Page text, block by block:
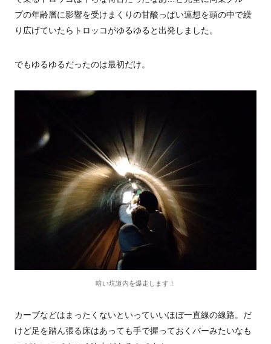
プの年齢層に影響を受けまくりの甘酸っぱい連想を頭の中で繰
り広げていたらトロッコがゆるゆると出発しました。
でもゆるゆるだったのは最初だけ。
暗い坑道内を爆走します！
カーブなどはまったくないといっていいほぼ一直線の線路。 だ
けど足を踏ん張る床はあっても手で握っておくバーみたいなも